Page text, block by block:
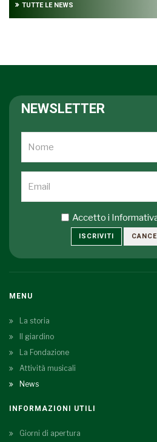
TUTTE LE NEWS
NEWSLETTER
Accetto i
ISCRIVITI
MENU
La storia
Il giardino
La Fondazione
Attività musicali
News
INFORMAZIONI UTILI
Giorni di apertura